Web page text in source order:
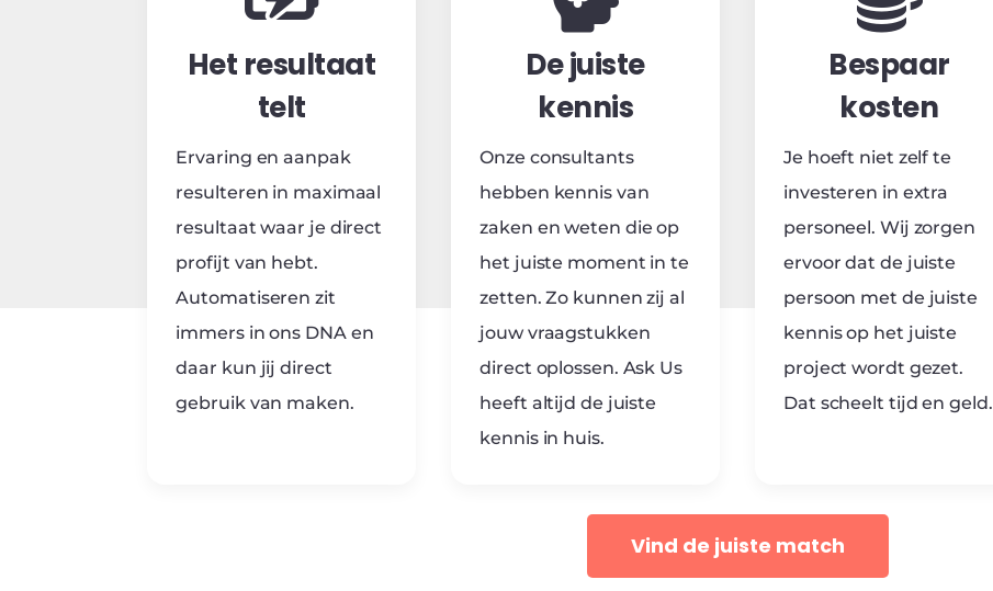
Het resultaat
telt
Ervaring en aanpak
resulteren in maximaal
resultaat waar je direct
profijt van hebt.
Automatiseren zit
immers in ons DNA en
daar kun jij direct
gebruik van maken.
De juiste
kennis
Onze consultants
hebben kennis van
zaken en weten die op
het juiste moment in te
zetten. Zo kunnen zij al
jouw vraagstukken
direct oplossen. Ask Us
heeft altijd de juiste
kennis in huis.
Bespaar
kosten
Je hoeft niet zelf te
investeren in extra
personeel. Wij zorgen
ervoor dat de juiste
persoon met de juiste
kennis op het juiste
project wordt gezet.
Dat scheelt tijd en geld.
Vind de juiste match